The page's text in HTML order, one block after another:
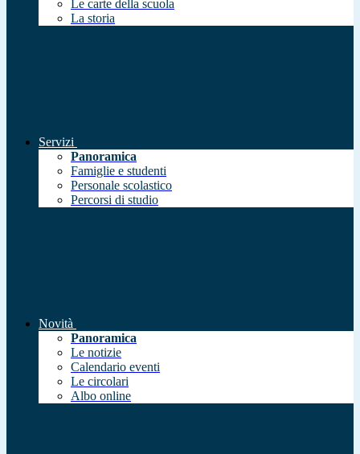
Le carte della scuola
La storia
Servizi
Panoramica
Famiglie e studenti
Personale scolastico
Percorsi di studio
Novità
Panoramica
Le notizie
Calendario eventi
Le circolari
Albo online